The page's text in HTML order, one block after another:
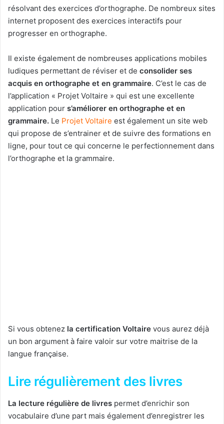
résolvant des exercices d’orthographe. De nombreux sites
internet proposent des exercices interactifs pour
progresser en orthographe.
Il existe également de nombreuses applications mobiles
ludiques permettant de réviser et de consolider ses
acquis en orthographe et en grammaire. C’est le cas de
l’application « Projet Voltaire » qui est une excellente
application pour s’améliorer en orthographe et en
grammaire. Le Projet Voltaire est également un site web
qui propose de s’entrainer et de suivre des formations en
ligne, pour tout ce qui concerne le perfectionnement dans
l’orthographe et la grammaire.
Si vous obtenez la certification Voltaire vous aurez déjà
un bon argument à faire valoir sur votre maitrise de la
langue française.
Lire régulièrement des livres
La lecture régulière de livres permet d’enrichir son
vocabulaire d’une part mais également d’enregistrer les